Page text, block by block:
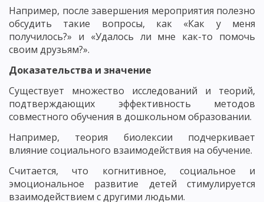
Например, после завершения мероприятия полезно
обсудить такие вопросы, как «Как у меня
получилось?» и «Удалось ли мне как-то помочь
своим друзьям?».
Доказательства и значение
Существует множество исследований и теорий,
подтверждающих эффективность методов
совместного обучения в дошкольном образовании.
Например, теория биолексии подчеркивает
влияние социального взаимодействия на обучение.
Считается, что когнитивное, социальное и
эмоциональное развитие детей стимулируется
взаимодействием с другими людьми.